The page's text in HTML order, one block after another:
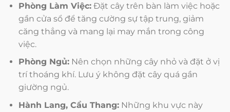
Phòng Làm Việc:Đặt cây trên bàn làm việc hoặc
gần cửa sổ để tăng cường sự tập trung, giảm
căng thẳng và mang lại may mắn trong công
việc.
Phòng Ngủ:Nên chọn những cây nhỏ và đặt ở vị
trí thoáng khí. Lưu ý không đặt cây quá gần
giường ngủ.
Hành Lang, Cầu Thang:Những khu vực này